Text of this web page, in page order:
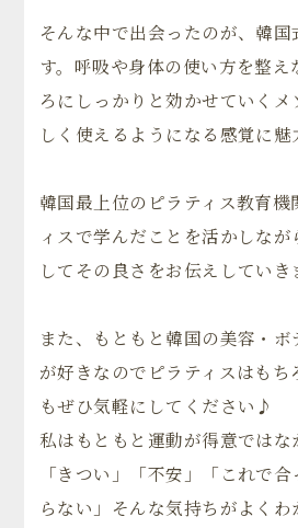
そんな中で出会ったのが、韓国
す。呼吸や身体の使い方を整え
ろにしっかりと効かせていく
しく使えるようになる感覚に魅
韓国最上位のピラティス教育
ィスで学んだことを活かしな
してその良さをお伝えしていき
また、もともと韓国の美容・
が好きなのでピラティスはも
もぜひ気軽にしてください♪
私はもともと運動が得意ではな
「きつい」「不安」「これで
らない」そんな気持ちがよくわ